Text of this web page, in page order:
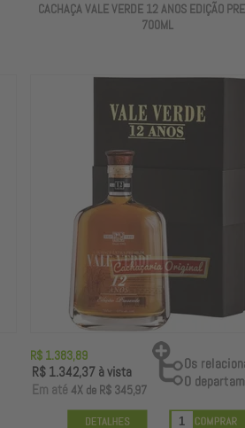
CACHAÇA VALE VERDE 12 ANOS EDIÇÃO
700ML
R$ 1.383,89
R$ 1.342,37à vista
Em até 4Xde R$ 345,97